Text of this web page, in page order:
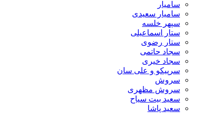
سامیار سعیدی
سپهر خلسه
ستار اسماعیلی
ستار رضوی
سجاد حاتمی
سجاد خیری
سرپیکو و علی سان
سروش مظهری
سعید بیت سیاح